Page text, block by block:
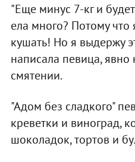
"Еще минус 7-кг и
ела много? Потому
кушать! Но я выдержу
написала певица,
смятении.
"Адом без сладкого"
креветки и виноград,
шоколадок, тортов и